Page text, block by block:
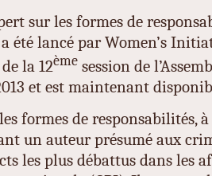
sur les formes de
été lancé par Women’s
la 12ème session de
et est maintenant
formes de responsabilités,
un auteur présumé aux
les plus débattus dans les